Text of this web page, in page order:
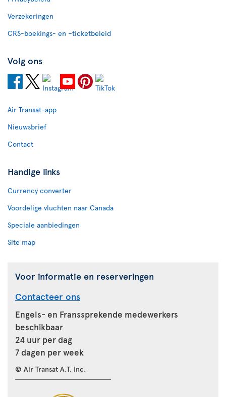
Verzekeringen
CRS-boekings- en –ticketbeleid
Volg ons
Air Transat-app
Nieuwsbrief
Contact
Handige links
Currency converter
Voordelige vluchten naar Canada
Speciale aanbiedingen
Site map
Voor informatie en reserveringen
Contacteer ons
Engels- en Franssprekende medewerkers
beschikbaar
24 uur per dag
7 dagen per week
© Air Transat A.T. Inc.